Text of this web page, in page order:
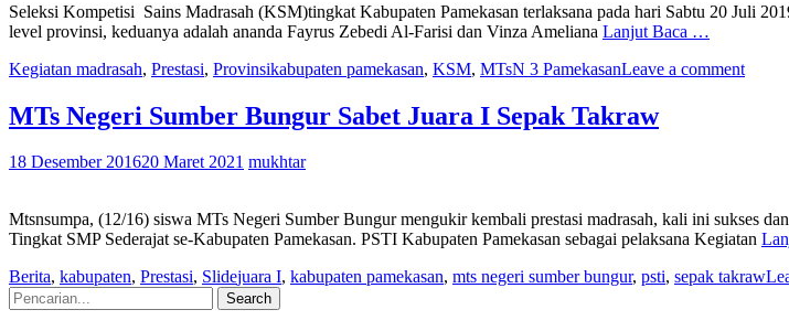
Seleksi Kompetisi Sains Madrasah (KSM)tingkat Kabupaten Pamekasan terlaksana pada hari Sabtu 20 Juli
level provinsi, keduanya adalah ananda Fayrus Zebedi Al-Farisi dan Vinza Ameliana Lanjut Baca …
Kegiatan madrasah, Prestasi, Provinsikabupaten pamekasan, KSM, MTsN 3 PamekasanLeave a comment
MTs Negeri Sumber Bungur Sabet Juara I Sepak Takraw
18 Desember 201620 Maret 2021 mukhtar
Mtsnsumpa, (12/16) siswa MTs Negeri Sumber Bungur mengukir kembali prestasi madrasah, kali ini sukses
Tingkat SMP Sederajat se-Kabupaten Pamekasan. PSTI Kabupaten Pamekasan sebagai pelaksana Kegiatan
Berita, kabupaten, Prestasi, Slidejuara I, kabupaten pamekasan, mts negeri sumber bungur, psti, sepak takraw
Search
for: